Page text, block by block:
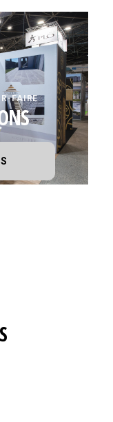
FAIRE